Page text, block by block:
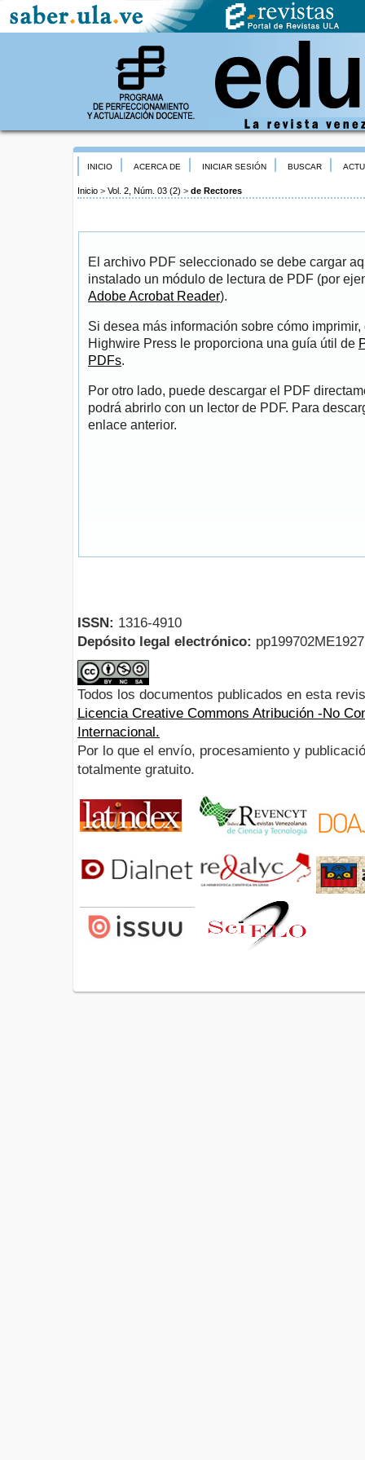
INICIO ACERCA DE INICIAR SESIÓN BUSCAR
Inicio > Vol. 2, Núm. 03 (2) > de Rectores
El archivo PDF seleccionado se debe cargar
instalado un módulo de lectura de PDF (por
Adobe Acrobat Reader).
Si desea más información sobre cómo
Highwire Press le proporciona una guía útil de
PDFs.
Por otro lado, puede descargar el PDF
podrá abrirlo con un lector de PDF. Para
enlace anterior.
ISSN: 1316-4910
Depósito legal electrónico:
Todos los documentos publicados en esta
Licencia Creative Commons Atribución -No
Internacional.
Por lo que el envío, procesamiento y
totalmente gratuito.